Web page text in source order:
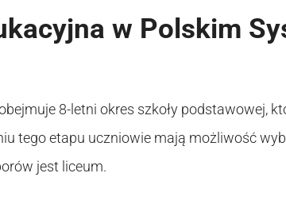
w Polskim
8-letni okres szkoły podstawowej,
tego etapu uczniowie mają możliwość
jest liceum.